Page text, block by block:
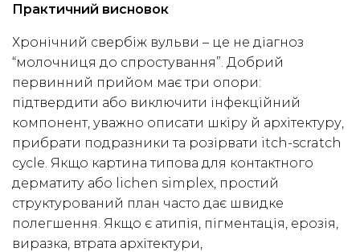
Практичний висновок
Хронічний свербіж вульви – це не діагноз
“молочниця до спростування”. Добрий
первинний прийом має три опори:
підтвердити або виключити інфекційний
компонент, уважно описати шкіру й архітектуру,
прибрати подразники та розірвати itch-scratch
cycle. Якщо картина типова для контактного
дерматиту або lichen simplex, простий
структурований план часто дає швидке
полегшення. Якщо є атипія, пігментація, ерозія,
виразка, втрата архітектури,